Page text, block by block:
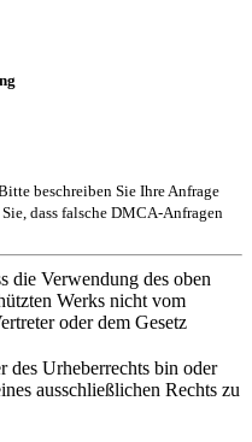
beschreiben Sie Ihre Anfrage
dass falsche DMCA-Anfragen
die Verwendung des oben
Werks nicht vom
oder dem Gesetz
des Urheberrechts bin oder
ausschließlichen Rechts zu